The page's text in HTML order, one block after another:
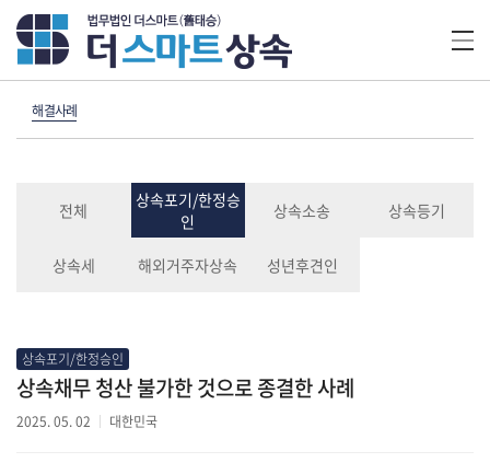
해결사례
전체
상속포기/한정승
인
상속소송 상속등기
상속세 해외거주자상속 성년후견인
상속포기/한정승인
상속채무 청산 불가한 것으로 종결한 사례
2025. 05. 02 대한민국